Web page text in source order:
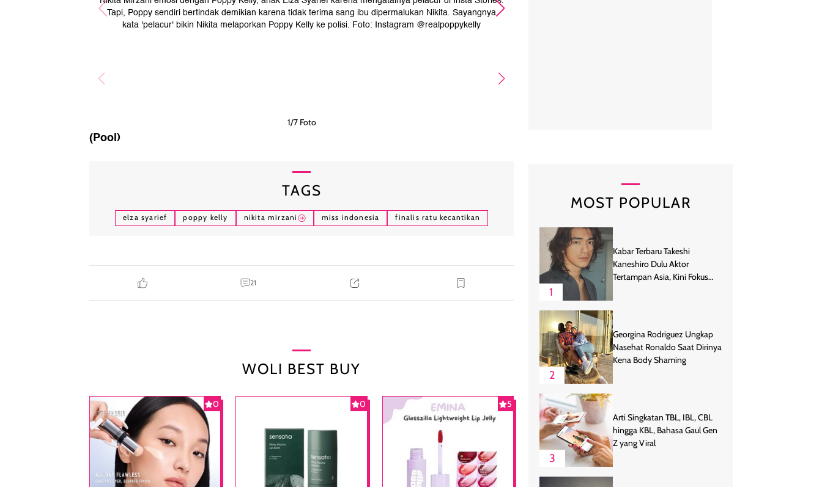
Tapi, Poppy sendiri bertindak demikian karena tidak terima sang ibu dipermalukan Nikita. Sayangnya
kata 'pelacur' bikin Nikita melaporkan Poppy Kelly ke polisi. Foto: Instagram @realpoppykelly
1/7 Foto
(Pool)
TAGS
elza syarief poppy kelly nikita mirzani miss indonesia finalis ratu kecantikan
21
WOLI BEST BUY
0 0 5
MOST POPULAR
1
Kabar Terbaru Takeshi
Kaneshiro Dulu Aktor
Tertampan Asia, Kini Fokus
2
Georgina Rodriguez Ungkap
Nasehat Ronaldo Saat Dirinya
Kena Body Shaming
3
Arti Singkatan TBL, IBL, CBL
hingga KBL, Bahasa Gaul Gen
Z yang Viral